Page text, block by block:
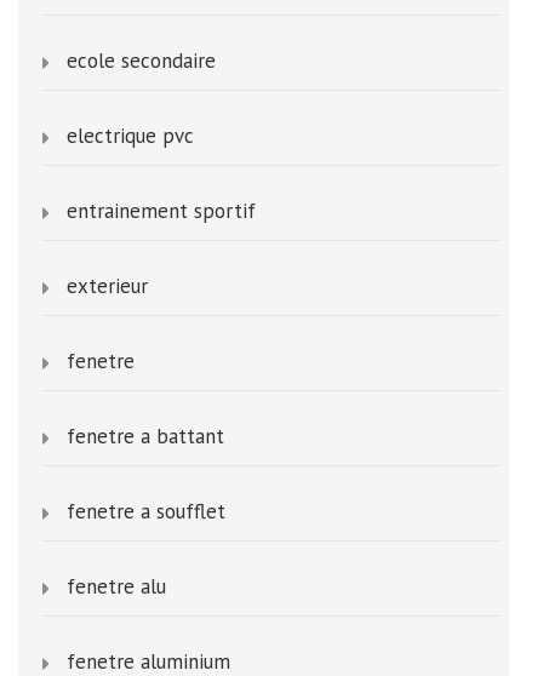
ecole secondaire
electrique pvc
entrainement sportif
exterieur
fenetre
fenetre a battant
fenetre a soufflet
fenetre alu
fenetre aluminium